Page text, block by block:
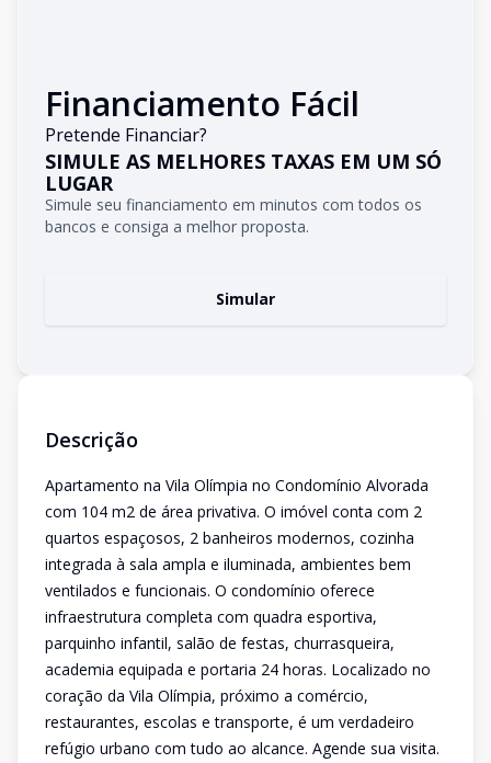
Financiamento Fácil
Pretende Financiar?
SIMULE AS MELHORES TAXAS EM UM SÓ
LUGAR
Simule seu financiamento em minutos com todos os
bancos e consiga a melhor proposta.
Simular
Descrição
Apartamento na Vila Olímpia no Condomínio Alvorada
com 104 m2 de área privativa. O imóvel conta com 2
quartos espaçosos, 2 banheiros modernos, cozinha
integrada à sala ampla e iluminada, ambientes bem
ventilados e funcionais. O condomínio oferece
infraestrutura completa com quadra esportiva,
parquinho infantil, salão de festas, churrasqueira,
academia equipada e portaria 24 horas. Localizado no
coração da Vila Olímpia, próximo a comércio,
restaurantes, escolas e transporte, é um verdadeiro
refúgio urbano com tudo ao alcance. Agende sua visita.